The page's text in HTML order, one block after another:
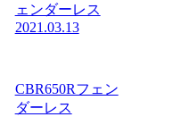
ェンダーレス
2021.03.13
CBR650Rフェン
ダーレス